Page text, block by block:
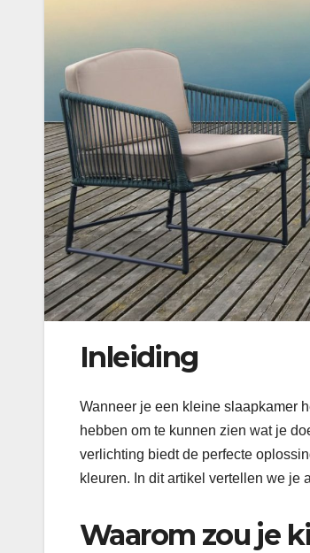
Inleiding
Wanneer je een kleine slaapkamer
hebben om te kunnen zien wat je
verlichting biedt de perfecte
kleuren. In dit artikel vertellen we je
Waarom zou je